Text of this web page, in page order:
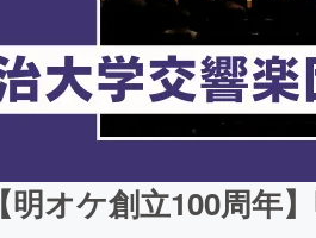
【明オケ創立100周年